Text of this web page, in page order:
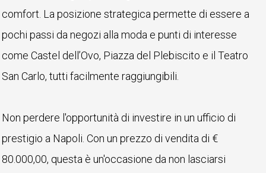
comfort. La posizione strategica permette di essere a
pochi passi da negozi alla moda e punti di interesse
come Castel dell’Ovo, Piazza del Plebiscito e il Teatro
San Carlo, tutti facilmente raggiungibili.
Non perdere l'opportunità di investire in un ufficio di
prestigio a Napoli. Con un prezzo di vendita di €
80.000,00, questa è un'occasione da non lasciarsi